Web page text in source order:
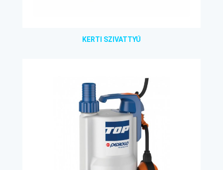
KERTI SZIVATTYÚ